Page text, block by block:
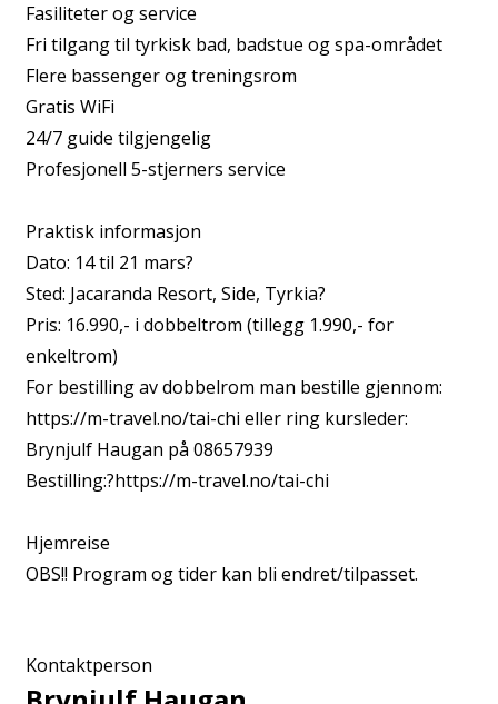
Kontaktperson
Fasiliteter og service
Fri tilgang til tyrkisk bad, badstue og spa-området
Flere bassenger og treningsrom
Gratis WiFi
24/7 guide tilgjengelig
Profesjonell 5-stjerners service
Praktisk informasjon
Dato: 14 til 21 mars?
Sted: Jacaranda Resort, Side, Tyrkia?
Pris: 16.990,- i dobbeltrom (tillegg 1.990,- for
enkeltrom)
For bestilling av dobbelrom man bestille gjennom:
https://m-travel.no/tai-chi eller ring kursleder:
Brynjulf Haugan på 08657939
Bestilling:?https://m-travel.no/tai-chi
Hjemreise
OBS!! Program og tider kan bli endret/tilpasset.